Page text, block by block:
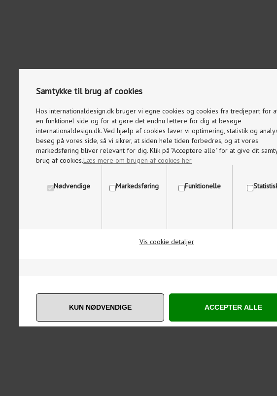
Samtykke til brug af cookies
Hos internationaldesign.dk bruger vi egne cookies og cookies fra tredjepart for
en funktionel side og for at gøre det endnu lettere for dig at besøge
internationaldesign.dk. Ved hjælp af cookies laver vi optimering, statistik og
besøg på vores side, så vi sikrer, at siden hele tiden forbedres, og at vores
markedsføring bliver relevant for dig. Klik på "Acceptere alle" for at give dit
brug af cookies.Læs mere om brugen af cookies her
Nødvendige Markedsføring Funktionelle
Vis cookie detaljer